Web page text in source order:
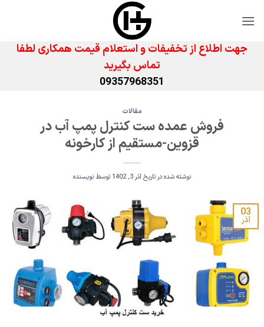
جهت اطلاع از تخفیفات و استعلام قیمت همکاری لطفا
تماس بگیرید
09357968351
مقالات
فروش عمده ست کنترل پمپ آب در
قزوین-مستقیم از کارخونه
نوشته شده در تاریخآذر 3, 1402 توسط نویسنده
03
آذر